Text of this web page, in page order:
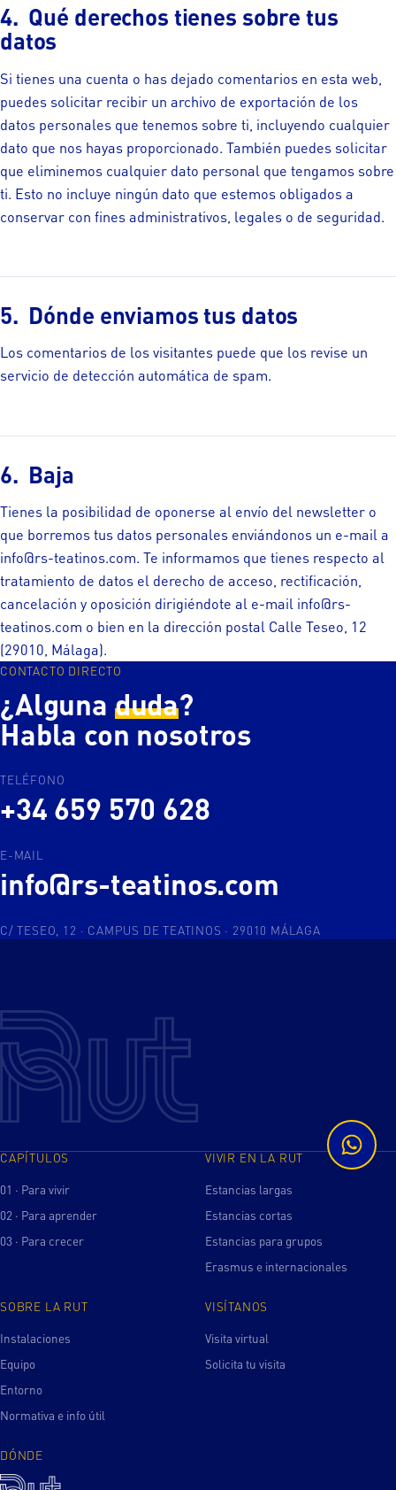
Qué derechos tienes sobre tus
datos
Si tienes una cuenta o has dejado comentarios en esta web,
puedes solicitar recibir un archivo de exportación de los
datos personales que tenemos sobre ti, incluyendo cualquier
dato que nos hayas proporcionado. También puedes solicitar
que eliminemos cualquier dato personal que tengamos sobre
ti. Esto no incluye ningún dato que estemos obligados a
conservar con fines administrativos, legales o de seguridad.
Dónde enviamos tus datos
Los comentarios de los visitantes puede que los revise un
servicio de detección automática de spam.
Baja
Tienes la posibilidad de oponerse al envío del newsletter o
que borremos tus datos personales enviándonos un e-mail a
info@rs-teatinos.com. Te informamos que tienes respecto al
tratamiento de datos el derecho de acceso, rectificación,
cancelación y oposición dirigiéndote al e-mail info@rs-
teatinos.com o bien en la dirección postal Calle Teseo, 12
(29010, Málaga).
CONTACTO DIRECTO
¿Alguna duda?
Habla con nosotros
TELÉFONO
+34 659 570 628
E-MAIL
info@rs-teatinos.com
C/ TESEO, 12 · CAMPUS DE TEATINOS · 29010 MÁLAGA
CAPÍTULOS
01 · Para vivir
02 · Para aprender
03 · Para crecer
VIVIR EN LA RUT
Estancias largas
Estancias cortas
Estancias para grupos
Erasmus e internacionales
SOBRE LA RUT
Instalaciones
Equipo
Entorno
Normativa e info útil
VISÍTANOS
Visita virtual
Solicita tu visita
DÓNDE